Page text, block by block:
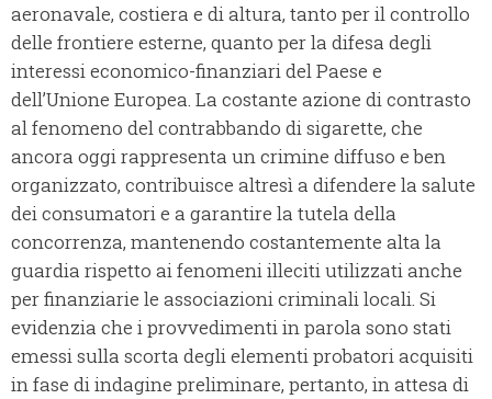
aeronavale, costiera e di altura, tanto per il controllo
delle frontiere esterne, quanto per la difesa degli
interessi economico-finanziari del Paese e
dell’Unione Europea. La costante azione di contrasto
al fenomeno del contrabbando di sigarette, che
ancora oggi rappresenta un crimine diffuso e ben
organizzato, contribuisce altresì a difendere la salute
dei consumatori e a garantire la tutela della
concorrenza, mantenendo costantemente alta la
guardia rispetto ai fenomeni illeciti utilizzati anche
per finanziarie le associazioni criminali locali. Si
evidenzia che i provvedimenti in parola sono stati
emessi sulla scorta degli elementi probatori acquisiti
in fase di indagine preliminare, pertanto, in attesa di